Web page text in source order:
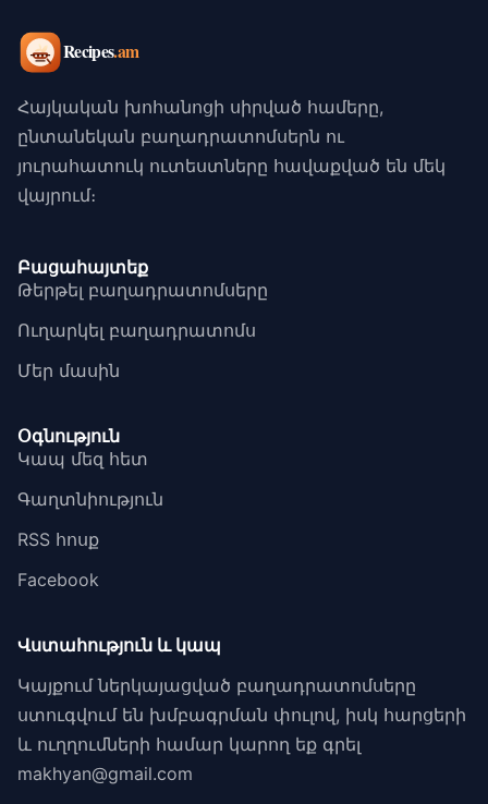
Հայկական խոհանոցի սիրված համերը,
ընտանեկան բաղադրատոմսերն ու
յուրահատուկ ուտեստները հավաքված են մեկ
վայրում։
Բացահայտեք
Թերթել բաղադրատոմսերը
Ուղարկել բաղադրատոմս
Մեր մասին
Օգնություն
Կապ մեզ հետ
Գաղտնիություն
RSS հոսք
Facebook
Վստահություն և կապ
Կայքում ներկայացված բաղադրատոմսերը
ստուգվում են խմբագրման փուլով, իսկ հարցերի
և ուղղումների համար կարող եք գրել
makhyan@gmail.com